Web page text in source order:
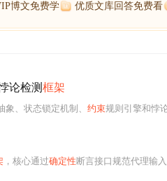
博文免费学 优质文库回答免费看
论检测框架
象、状态锁定机制、 约束规则引擎和悖论检测模块，实现
，核心通过确定性断言接口规范代理输入/输出